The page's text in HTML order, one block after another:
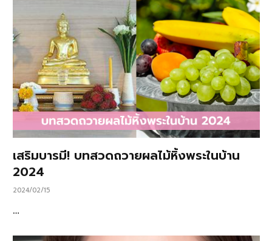
เสริมบารมี! บทสวดถวายผลไม้หิ้งพระในบ้าน
2024
2024/02/15
…